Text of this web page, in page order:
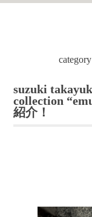
category
suzuki
collection
紹介！